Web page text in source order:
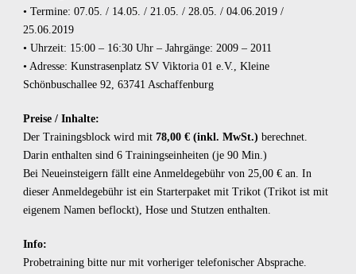
• Termine: 07.05. / 14.05. / 21.05. / 28.05. / 04.06.2019 /
25.06.2019
• Uhrzeit: 15:00 – 16:30 Uhr – Jahrgänge: 2009 – 2011
• Adresse: Kunstrasenplatz SV Viktoria 01 e.V., Kleine
Schönbuschallee 92, 63741 Aschaffenburg
Preise / Inhalte:
Der Trainingsblock wird mit 78,00 € (inkl. MwSt.) berechnet.
Darin enthalten sind 6 Trainingseinheiten (je 90 Min.)
Bei Neueinsteigern fällt eine Anmeldegebühr von 25,00 € an. In
dieser Anmeldegebühr ist ein Starterpaket mit Trikot (Trikot ist mit
eigenem Namen beflockt), Hose und Stutzen enthalten.
Info:
Probetraining bitte nur mit vorheriger telefonischer Absprache.